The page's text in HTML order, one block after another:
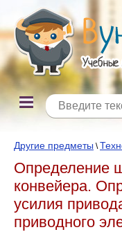
Другие предметы \
Определение
конвейера.
усилия
приводного